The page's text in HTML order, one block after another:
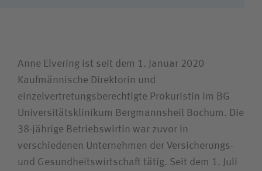
Unfallversicherungsträger
Zuweiserin / Zuweiser
Bewerberin / Bewerber
Anne Elvering ist seit dem 1. Januar 2020
Kaufmännische Direktorin und
einzelvertretungsberechtigte Prokuristin im BG
Universitätsklinikum Bergmannsheil Bochum. Die
38-jährige Betriebswirtin war zuvor in
verschiedenen Unternehmen der Versicherungs-
und Gesundheitswirtschaft tätig. Seit dem 1. Juli